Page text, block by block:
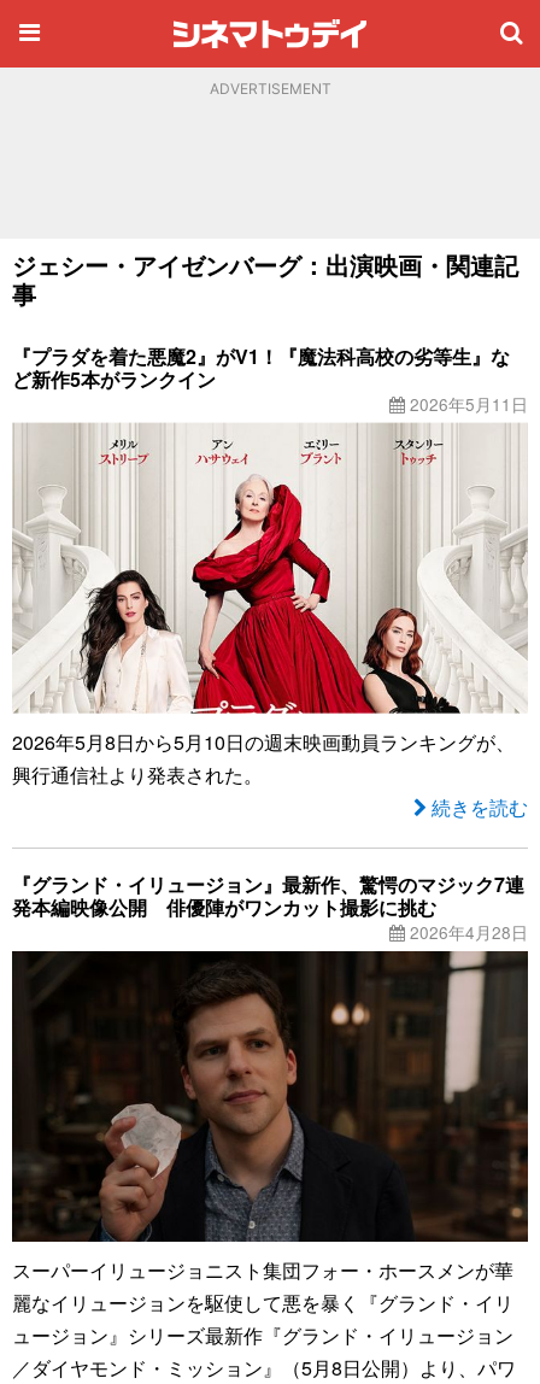
ADVERTISEMENT
ジェシー・アイゼンバーグ：出演映画・関連記
事
『プラダを着た悪魔2』がV1！『魔法科高校の劣等生』な
ど新作5本がランクイン
2026年5月11日
2026年5月8日から5月10日の週末映画動員ランキングが、
興行通信社より発表された。
続きを読む
『グランド・イリュージョン』最新作、驚愕のマジック7連
発本編映像公開 俳優陣がワンカット撮影に挑む
2026年4月28日
スーパーイリュージョニスト集団フォー・ホースメンが華
麗なイリュージョンを駆使して悪を暴く『グランド・イリ
ュージョン』シリーズ最新作『グランド・イリュージョン
／ダイヤモンド・ミッション』（5月8日公開）より、パワ